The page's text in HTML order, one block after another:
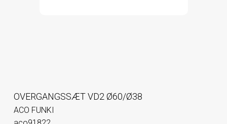
OVERGANGSSÆT VD2 Ø60/Ø38
ACO FUNKI